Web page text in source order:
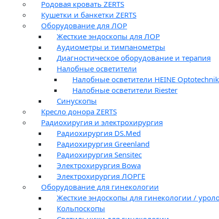
Родовая кровать ZERTS
Кушетки и банкетки ZERTS
Оборудование для ЛОР
Жесткие эндоскопы для ЛОР
Аудиометры и тимпанометры
Диагностическое оборудование и терапия
Налобные осветители
Налобные осветители HEINE Optotechnik
Налобные осветители Riester
Синускопы
Кресло донора ZERTS
Радиохиругия и электрохирургия
Радиохирургия DS.Med
Радиохирургия Greenland
Радиохирургия Sensitec
Электрохирургия Bowa
Электрохирургия ЛОРГЕ
Оборудование для гинекологии
Жесткие эндоскопы для гинекологии /
Кольпоскопы